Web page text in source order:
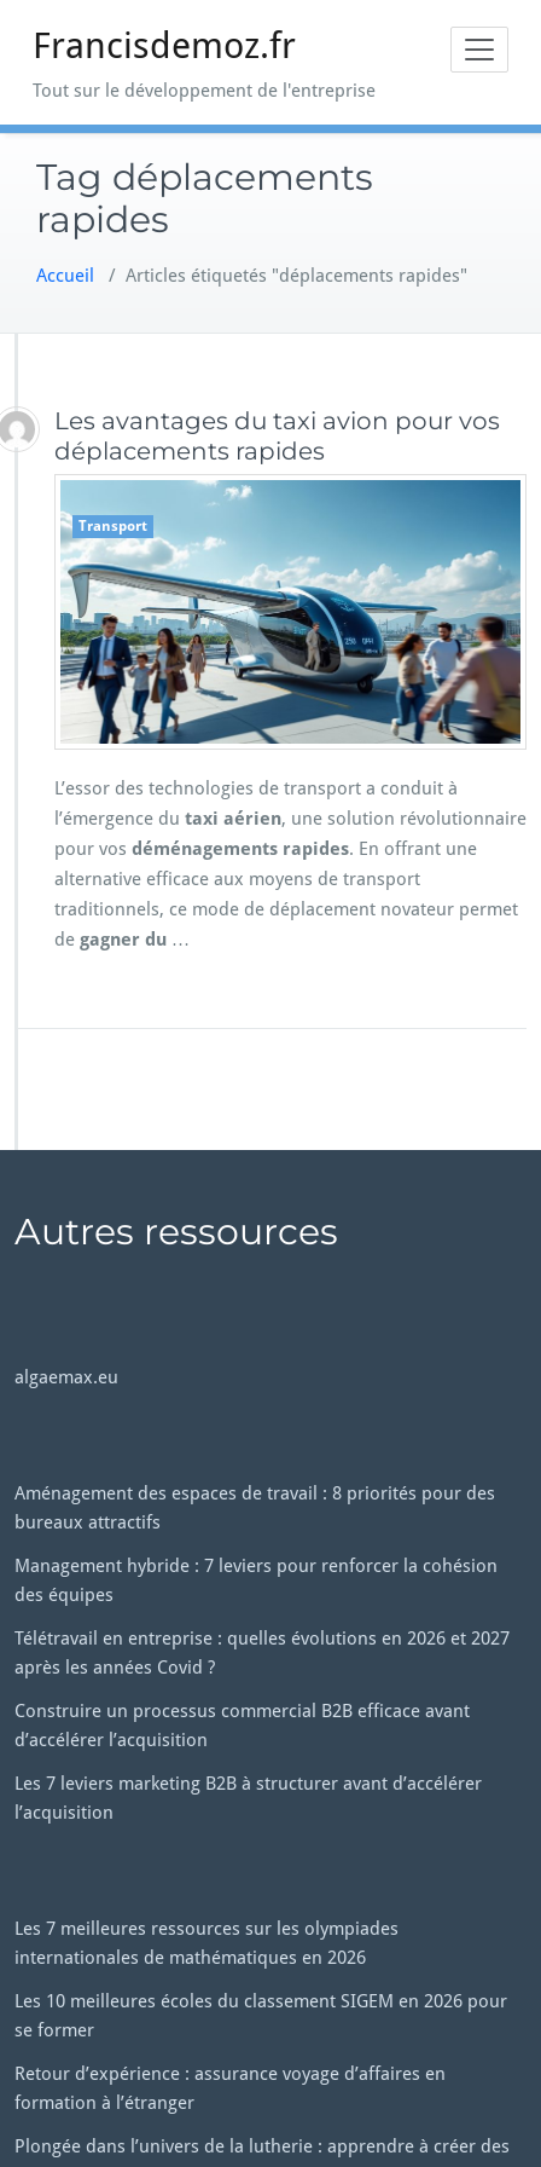
Francisdemoz.fr
Tout sur le développement de l'entreprise
Tag déplacements
rapides
Accueil / Articles étiquetés "déplacements rapides"
Les avantages du taxi avion pour vos
déplacements rapides
Transport
L’essor des technologies de transport a conduit à
l’émergence du taxi aérien, une solution révolutionnaire
pour vos déménagements rapides. En offrant une
alternative efficace aux moyens de transport
traditionnels, ce mode de déplacement novateur permet
de gagner du …
Autres ressources
algaemax.eu
Aménagement des espaces de travail : 8 priorités pour des
bureaux attractifs
Management hybride : 7 leviers pour renforcer la cohésion
des équipes
Télétravail en entreprise : quelles évolutions en 2026 et 2027
après les années Covid ?
Construire un processus commercial B2B efficace avant
d’accélérer l’acquisition
Les 7 leviers marketing B2B à structurer avant d’accélérer
l’acquisition
Les 7 meilleures ressources sur les olympiades
internationales de mathématiques en 2026
Les 10 meilleures écoles du classement SIGEM en 2026 pour
se former
Retour d’expérience : assurance voyage d’affaires en
formation à l’étranger
Plongée dans l’univers de la lutherie : apprendre à créer des